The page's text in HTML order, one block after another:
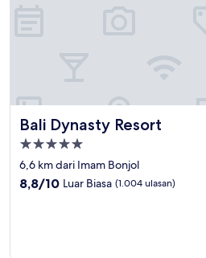
Bali Dynasty Resort
Bali Dynasty Resort
Properti
bintang
5.0
6,6 km dari Imam Bonjol
8.8
8,8/10 Luar Biasa (1.004 ulasan)